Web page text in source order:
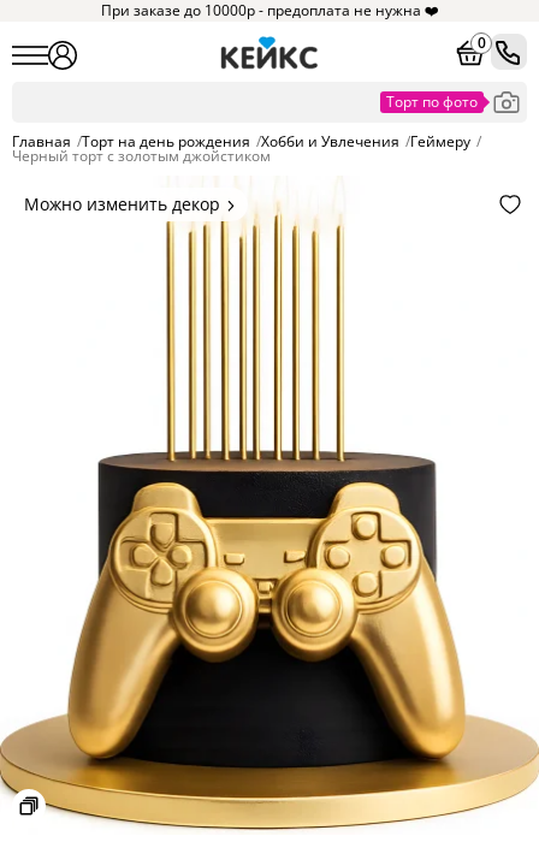
При заказе до 10000р - предоплата не нужна ❤️
0
Главная /Торт на день рождения /Хобби и Увлечения /Геймеру /
Черный торт с золотым джойстиком
Можно изменить декор
Цвет покрытия, надписи,
элементы и фигурки.